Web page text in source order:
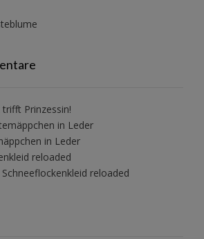
trifft Prinzessin!
in Leder
in Leder
reloaded
Schneeflockenkleid reloaded